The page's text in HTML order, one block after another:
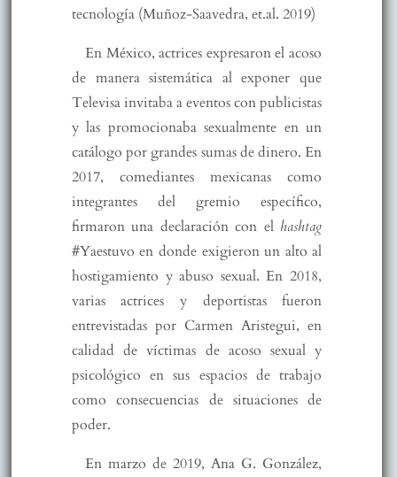
tecnología (Muñoz-Saavedra, et.al. 2019)
En México, actrices expresaron el acoso
de manera sistemática al exponer que
Televisa invitaba a eventos con publicistas
y las promocionaba sexualmente en un
catálogo por grandes sumas de dinero. En
2017, comediantes mexicanas como
integrantes del gremio específico,
firmaron una declaración con el hashtag
#Yaestuvo en donde exigieron un alto al
hostigamiento y abuso sexual. En 2018,
varias actrices y deportistas fueron
entrevistadas por Carmen Aristegui, en
calidad de víctimas de acoso sexual y
psicológico en sus espacios de trabajo
como consecuencias de situaciones de
poder.
En marzo de 2019, Ana G. González,